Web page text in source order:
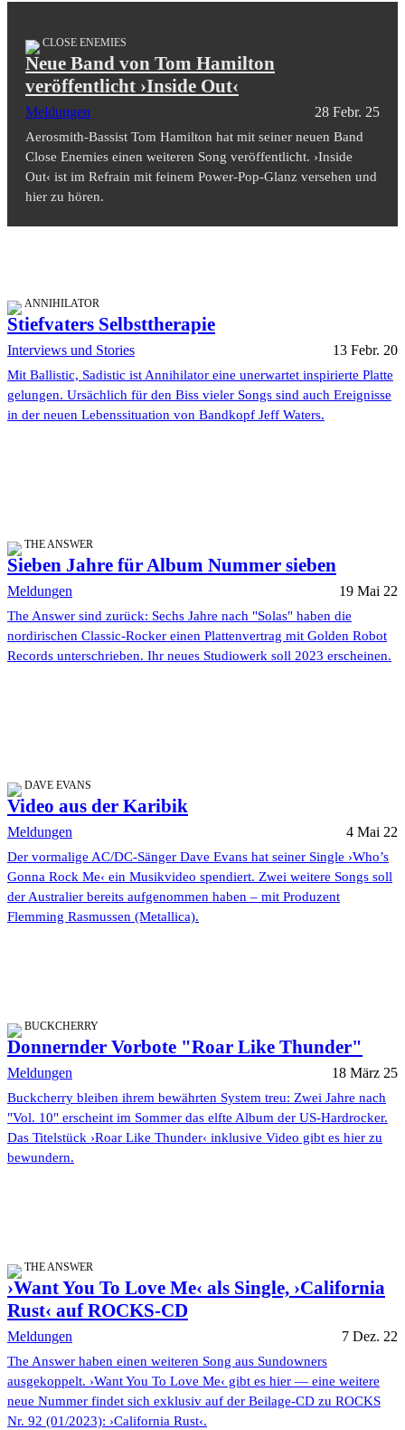
CLOSE ENEMIES
Neue Band von Tom Hamilton
veröffentlicht ›Inside Out‹
Meldungen 28 Febr. 25
Aerosmith-Bassist Tom Hamilton hat mit seiner neuen Band
Close Enemies einen weiteren Song veröffentlicht. ›Inside
Out‹ ist im Refrain mit feinem Power-Pop-Glanz versehen und
hier zu hören.
ANNIHILATOR
Stiefvaters Selbsttherapie
Interviews und Stories 13 Febr. 20
Mit Ballistic, Sadistic ist Annihilator eine unerwartet inspirierte Platte
gelungen. Ursächlich für den Biss vieler Songs sind auch Ereignisse
in der neuen Lebenssituation von Bandkopf Jeff Waters.
THE ANSWER
Sieben Jahre für Album Nummer sieben
Meldungen 19 Mai 22
The Answer sind zurück: Sechs Jahre nach "Solas" haben die
nordirischen Classic-Rocker einen Plattenvertrag mit Golden Robot
Records unterschrieben. Ihr neues Studiowerk soll 2023 erscheinen.
DAVE EVANS
Video aus der Karibik
Meldungen 4 Mai 22
Der vormalige AC/DC-Sänger Dave Evans hat seiner Single ›Who’s
Gonna Rock Me‹ ein Musikvideo spendiert. Zwei weitere Songs soll
der Australier bereits aufgenommen haben – mit Produzent
Flemming Rasmussen (Metallica).
BUCKCHERRY
Donnernder Vorbote "Roar Like Thunder"
Meldungen 18 März 25
Buckcherry bleiben ihrem bewährten System treu: Zwei Jahre nach
"Vol. 10" erscheint im Sommer das elfte Album der US-Hardrocker.
Das Titelstück ›Roar Like Thunder‹ inklusive Video gibt es hier zu
bewundern.
THE ANSWER
›Want You To Love Me‹ als Single, ›California
Rust‹ auf ROCKS-CD
Meldungen 7 Dez. 22
The Answer haben einen weiteren Song aus Sundowners
ausgekoppelt. ›Want You To Love Me‹ gibt es hier — eine weitere
neue Nummer findet sich exklusiv auf der Beilage-CD zu ROCKS
Nr. 92 (01/2023): ›California Rust‹.